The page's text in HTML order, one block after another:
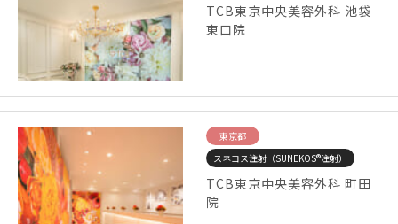
TCB東京中央美容外科 池袋
東口院
東京都
スネコス注射（SUNEKOS®注射）
TCB東京中央美容外科 町田
院